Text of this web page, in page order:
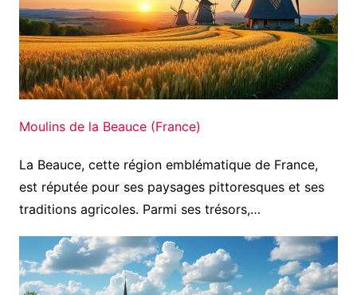
Moulins de la Beauce (France)
La Beauce, cette région emblématique de France,
est réputée pour ses paysages pittoresques et ses
traditions agricoles. Parmi ses trésors,…